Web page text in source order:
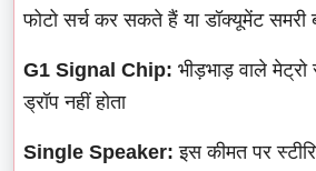
फोटो सर्च कर सकते हैं या डॉक्यूमेंट
G1 Signal Chip: भीड़भाड़ वाले
ड्रॉप नहीं होता
Single Speaker: इस कीमत पर